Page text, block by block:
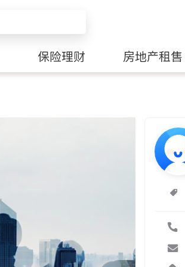
保险理财 房地产租售